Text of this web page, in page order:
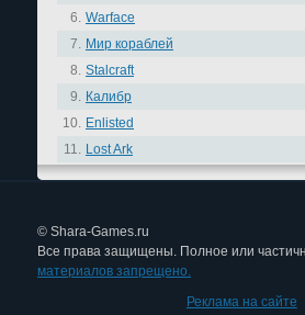
6. Warface
7. Мир кораблей
8. Stalcraft
9. Калибр
10. Enlisted
11. Lost Ark
© Shara-Games.ru
Все права защищены. Полное или
материалов запрещено.
Реклама на сайте